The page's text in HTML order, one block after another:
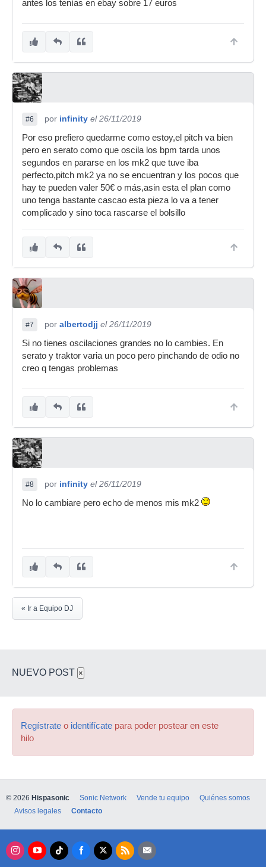
antes los tenías en ebay sobre 17 euros
#6 por infinity el 26/11/2019
Por eso prefiero quedarme como estoy,el pitch va bien
pero en serato como que oscila los bpm tarda unos
segundos en pararse en los mk2 que tuve iba
perfecto,pitch mk2 ya no se encuentran y los pocos que
hay te pueden valer 50€ o más,asin esta el plan como
uno tenga bastante cascao esta pieza lo va a tener
complicado y sino toca rascarse el bolsillo
#7 por albertodjj el 26/11/2019
Si no tienes oscilaciones grandes no lo cambies. En
serato y traktor varia un poco pero pinchando de odio no
creo q tengas problemas
#8 por infinity el 26/11/2019
No lo cambiare pero echo de menos mis mk2
« Ir a Equipo DJ
NUEVO POST ×
Regístrate o identifícate para poder postear en este
hilo
© 2026 Hispasonic Sonic Network Vende tu equipo
Quiénes somos
Avisos legales
Contacto